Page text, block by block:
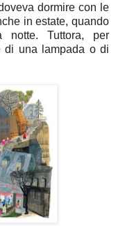
dormire con le
in estate, quando
notte. Tuttora, per
di una lampada o di